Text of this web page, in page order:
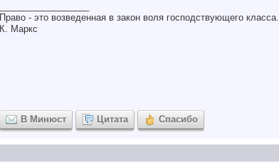
Право - это возведенная в закон воля господствующего класса.
К. Маркс
В Минюст Цитата Спасибо